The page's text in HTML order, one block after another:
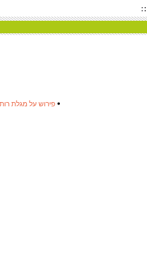
פירוש על מגלת